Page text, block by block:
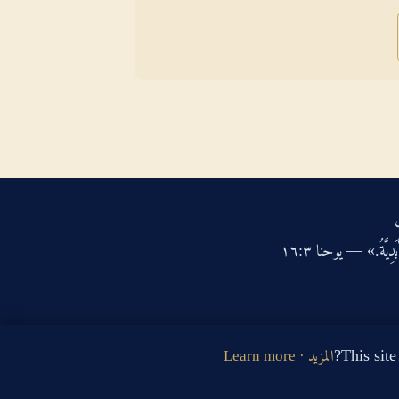
— يوحنا ‏٣‏:‏١٦‏
المزيد · Learn more